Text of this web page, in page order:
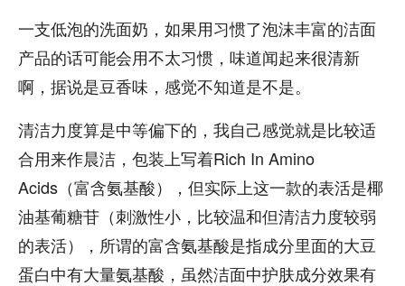
一支低泡的洗面奶，如果用习惯了泡沫丰富的洁面
产品的话可能会用不太习惯，味道闻起来很清新
啊，据说是豆香味，感觉不知道是不是。
清洁力度算是中等偏下的，我自己感觉就是比较适
合用来作晨洁，包装上写着Rich In Amino
Acids（富含氨基酸），但实际上这一款的表活是椰
油基葡糖苷（刺激性小，比较温和但清洁力度较弱
的表活），所谓的富含氨基酸是指成分里面的大豆
蛋白中有大量氨基酸，虽然洁面中护肤成分效果有